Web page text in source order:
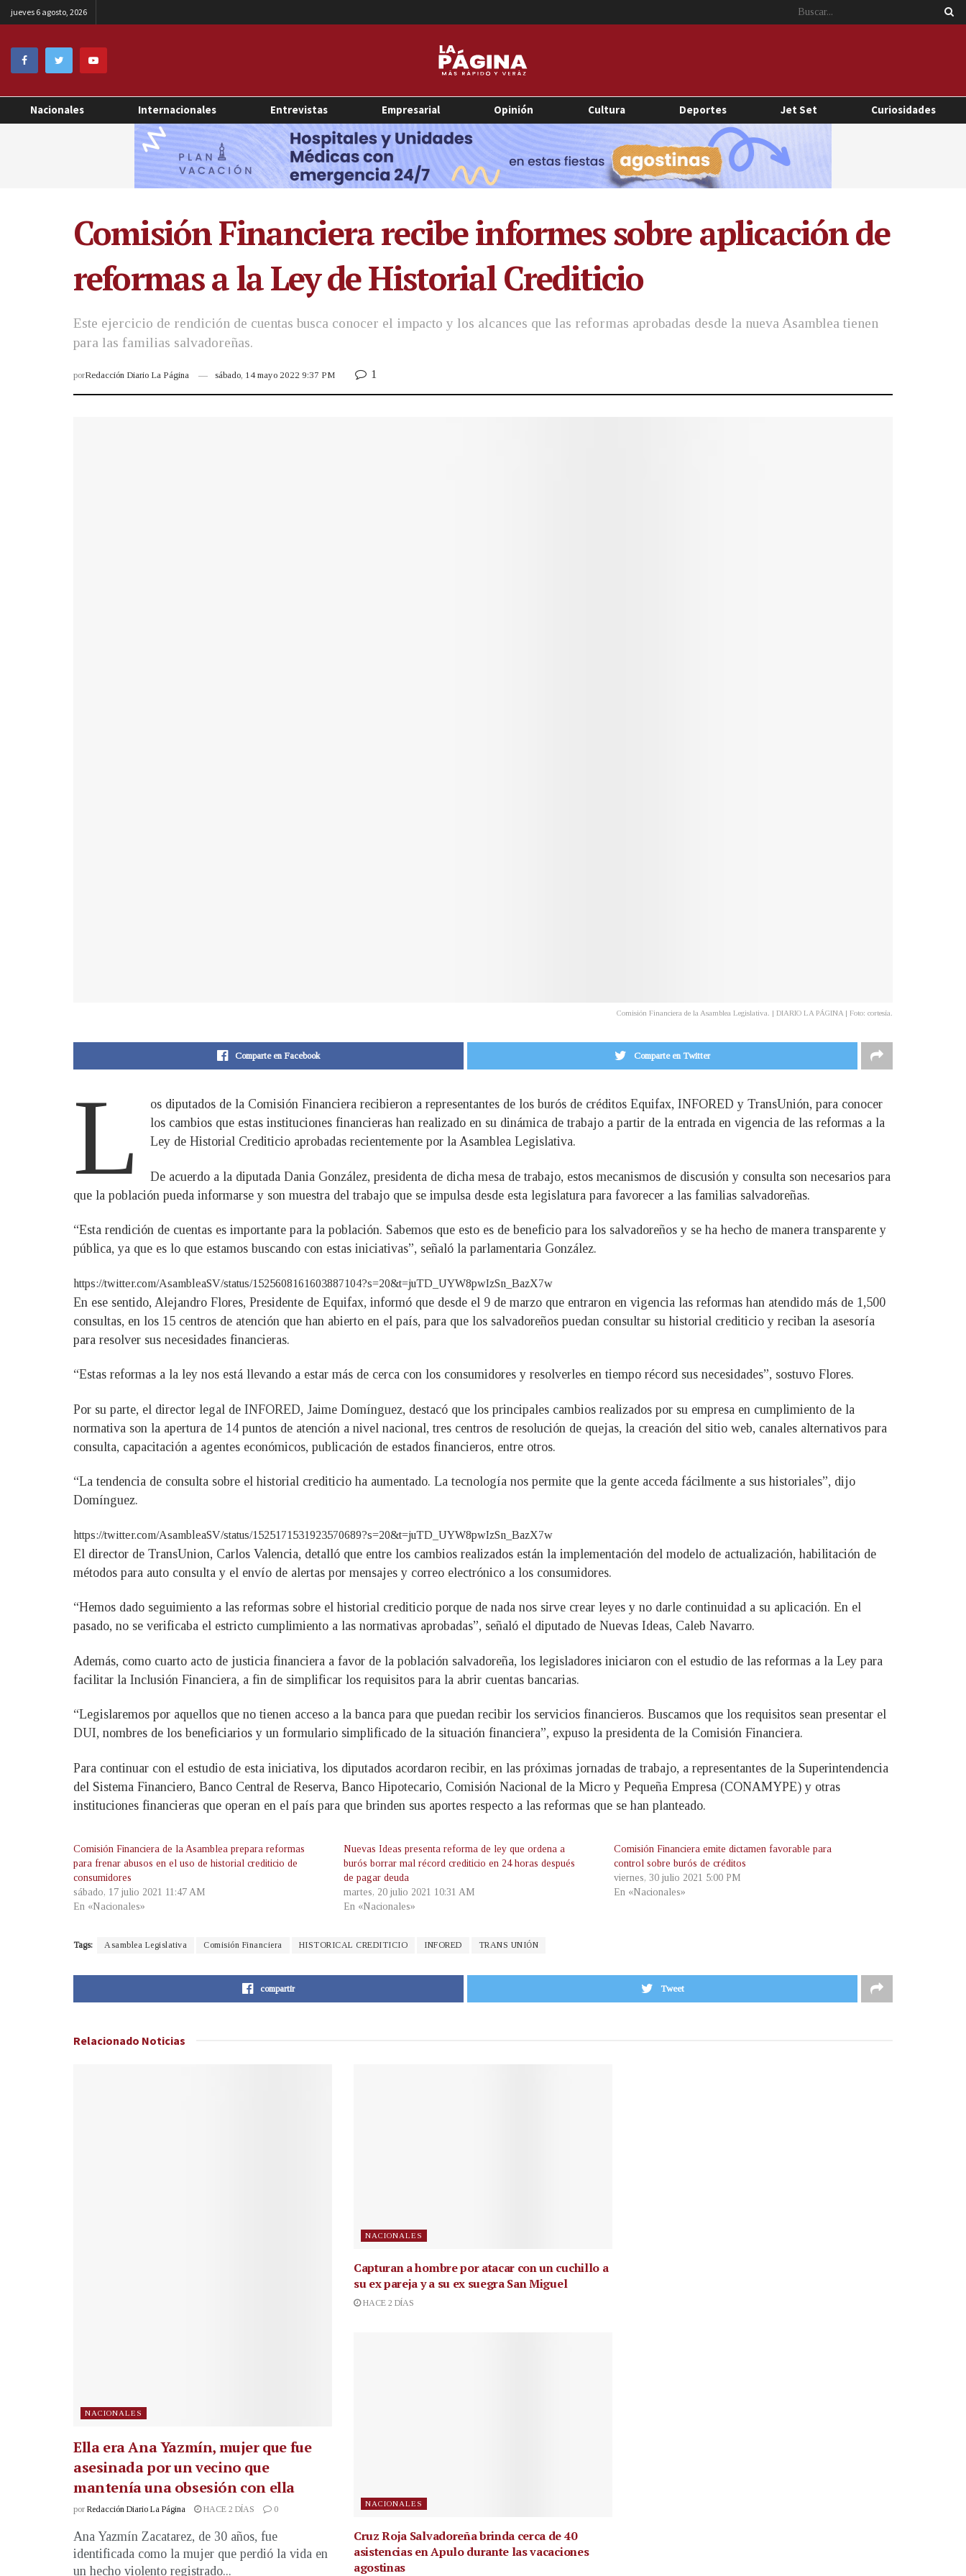
jueves 6 agosto, 2026
Nacionales Internacionales Entrevistas Empresarial Opinión Cultura Deportes Jet Set Curiosidades
Comisión Financiera recibe informes sobre aplicación de
reformas a la Ley de Historial Crediticio
Este ejercicio de rendición de cuentas busca conocer el impacto y los alcances que las reformas aprobadas desde la nueva Asamblea tienen
para las familias salvadoreñas.
porRedacción Diario La Página sábado, 14 mayo 2022 9:37 PM 1
Comisión Financiera de la Asamblea Legislativa. | DIARIO LA PÁGINA | Foto: cortesía.
Comparte en Facebook Comparte en Twitter
L
os diputados de la Comisión Financiera recibieron a representantes de los burós de créditos Equifax, INFORED y TransUnión, para conocer
los cambios que estas instituciones financieras han realizado en su dinámica de trabajo a partir de la entrada en vigencia de las reformas a la
Ley de Historial Crediticio aprobadas recientemente por la Asamblea Legislativa.
De acuerdo a la diputada Dania González, presidenta de dicha mesa de trabajo, estos mecanismos de discusión y consulta son necesarios para
que la población pueda informarse y son muestra del trabajo que se impulsa desde esta legislatura para favorecer a las familias salvadoreñas.
“Esta rendición de cuentas es importante para la población. Sabemos que esto es de beneficio para los salvadoreños y se ha hecho de manera transparente y
pública, ya que es lo que estamos buscando con estas iniciativas”, señaló la parlamentaria González.
https://twitter.com/AsambleaSV/status/1525608161603887104?s=20&t=juTD_UYW8pwIzSn_BazX7w
En ese sentido, Alejandro Flores, Presidente de Equifax, informó que desde el 9 de marzo que entraron en vigencia las reformas han atendido más de 1,500
consultas, en los 15 centros de atención que han abierto en el país, para que los salvadoreños puedan consultar su historial crediticio y reciban la asesoría
para resolver sus necesidades financieras.
“Estas reformas a la ley nos está llevando a estar más de cerca con los consumidores y resolverles en tiempo récord sus necesidades”, sostuvo Flores.
Por su parte, el director legal de INFORED, Jaime Domínguez, destacó que los principales cambios realizados por su empresa en cumplimiento de la
normativa son la apertura de 14 puntos de atención a nivel nacional, tres centros de resolución de quejas, la creación del sitio web, canales alternativos para
consulta, capacitación a agentes económicos, publicación de estados financieros, entre otros.
“La tendencia de consulta sobre el historial crediticio ha aumentado. La tecnología nos permite que la gente acceda fácilmente a sus historiales”, dijo
Domínguez.
https://twitter.com/AsambleaSV/status/1525171531923570689?s=20&t=juTD_UYW8pwIzSn_BazX7w
El director de TransUnion, Carlos Valencia, detalló que entre los cambios realizados están la implementación del modelo de actualización, habilitación de
métodos para auto consulta y el envío de alertas por mensajes y correo electrónico a los consumidores.
“Hemos dado seguimiento a las reformas sobre el historial crediticio porque de nada nos sirve crear leyes y no darle continuidad a su aplicación. En el
pasado, no se verificaba el estricto cumplimiento a las normativas aprobadas”, señaló el diputado de Nuevas Ideas, Caleb Navarro.
Además, como cuarto acto de justicia financiera a favor de la población salvadoreña, los legisladores iniciaron con el estudio de las reformas a la Ley para
facilitar la Inclusión Financiera, a fin de simplificar los requisitos para la abrir cuentas bancarias.
“Legislaremos por aquellos que no tienen acceso a la banca para que puedan recibir los servicios financieros. Buscamos que los requisitos sean presentar el
DUI, nombres de los beneficiarios y un formulario simplificado de la situación financiera”, expuso la presidenta de la Comisión Financiera.
Para continuar con el estudio de esta iniciativa, los diputados acordaron recibir, en las próximas jornadas de trabajo, a representantes de la Superintendencia
del Sistema Financiero, Banco Central de Reserva, Banco Hipotecario, Comisión Nacional de la Micro y Pequeña Empresa (CONAMYPE) y otras
instituciones financieras que operan en el país para que brinden sus aportes respecto a las reformas que se han planteado.
Comisión Financiera de la Asamblea prepara reformas
para frenar abusos en el uso de historial crediticio de
consumidores
sábado, 17 julio 2021 11:47 AM
En «Nacionales»
Nuevas Ideas presenta reforma de ley que ordena a
burós borrar mal récord crediticio en 24 horas después
de pagar deuda
martes, 20 julio 2021 10:31 AM
En «Nacionales»
Comisión Financiera emite dictamen favorable para
control sobre burós de créditos
viernes, 30 julio 2021 5:00 PM
En «Nacionales»
Tags: Asamblea Legislativa Comisión Financiera HISTORICAL CREDITICIO INFORED TRANS UNIÓN
compartir Tweet
Relacionado Noticias
NACIONALES
Ella era Ana Yazmín, mujer que fue
asesinada por un vecino que
mantenía una obsesión con ella
por Redacción Diario La Página HACE 2 DÍAS 0
Ana Yazmín Zacatarez, de 30 años, fue
identificada como la mujer que perdió la vida en
un hecho violento registrado...
NACIONALES
Capturan a hombre por atacar con un cuchillo a
su ex pareja y a su ex suegra San Miguel
HACE 2 DÍAS
NACIONALES
Cruz Roja Salvadoreña brinda cerca de 40
asistencias en Apulo durante las vacaciones
agostinas